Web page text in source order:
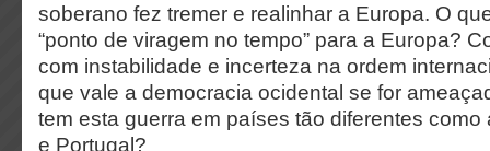
soberano fez tremer e realinhar a Europa. O
“ponto de viragem no tempo” para a Europa?
com instabilidade e incerteza na ordem
que vale a democracia ocidental se for
tem esta guerra em países tão diferentes como
e Portugal?